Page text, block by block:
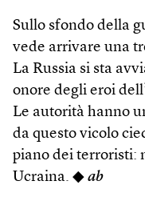
Sullo sfondo della
vede arrivare una
La Russia si sta
onore degli eroi
Le autorità hanno
da questo vicolo
piano dei terroristi:
Ucraina. ◆ ab